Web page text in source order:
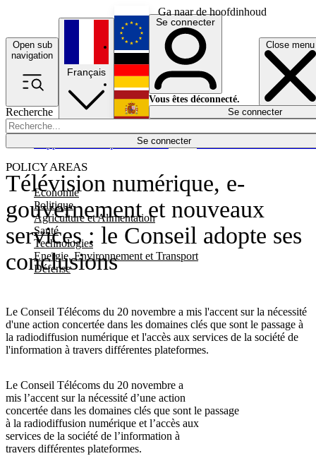
Ga naar de hoofdinhoud
Open sub
navigation
Close menu
Recherche
Se connecter
POLICY AREAS
Economie
Politique
Agriculture et Alimentation
Santé
Technologies
Energie, Environnement et Transport
Défense
Économie
Français
English
Deutsch
Español
Se connecter
Vous êtes déconnecté.
Se connecter
Télévision numérique, e-
gouvernement et nouveaux
services : le Conseil adopte ses
conclusions
Le Conseil Télécoms du 20 novembre a mis l'accent sur la nécessité
d'une action concertée dans les domaines clés que sont le passage à
la radiodiffusion numérique et l'accès aux services de la société de
l'information à travers différentes plateformes.
Le Conseil Télécoms du 20 novembre a
mis l’accent sur la nécessité d’une action
concertée dans les domaines clés que sont le passage
à la radiodiffusion numérique et l’accès aux
services de la société de l’information à
travers différentes plateformes.